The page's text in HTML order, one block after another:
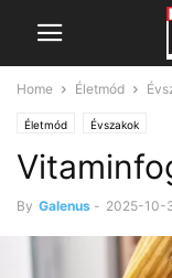
Home Életmód
Életmód Évszakok
By Galenus - 2025-10-